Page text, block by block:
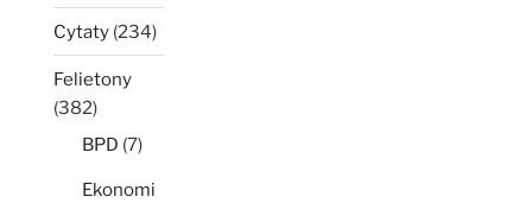
Cytaty (234)
Felietony
(382)
BPD (7)
Ekonomi